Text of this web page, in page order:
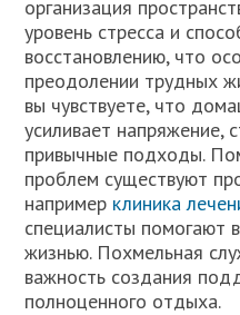
организация
уровень стресса и
восстановлению, что
преодолении трудных
вы чувствуете, что
усиливает напряжение,
привычные подходы.
проблем существуют
например клиника
специалисты помогают
жизнью. Похмельная
важность создания
полноценного отдыха.